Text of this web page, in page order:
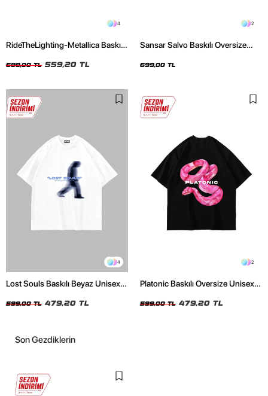
4
RideTheLighting-Metallica Baskılı
Tshirt
699,00 TL 559,20 TL
2
Sansar Salvo Baskılı Oversize
699,00 TL
4
Lost Souls Baskılı Beyaz Unisex
599,00 TL 479,20 TL
2
Platonic Baskılı Oversize Unisex
599,00 TL 479,20 TL
Son Gezdiklerin